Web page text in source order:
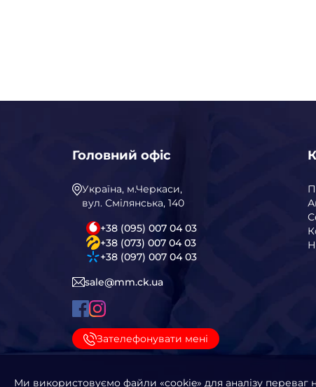
Головний офіс
Україна, м.Черкаси,
вул. Смілянська, 140
+38 (095) 007 04 03
+38 (073) 007 04 03
+38 (097) 007 04 03
sale@mm.ck.ua
Зателефонувати мені
Ми використовуємо файли «cookie» для аналізу